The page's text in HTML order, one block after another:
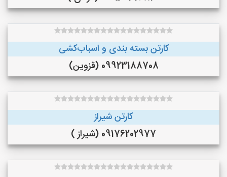
کارتن بسته بندی و اسباب‌کشی
09923188708 (قزوین)
کارتن شیراز
09176202977 (شیراز )